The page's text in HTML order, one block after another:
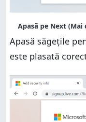
Apasă săgețile
este plasată